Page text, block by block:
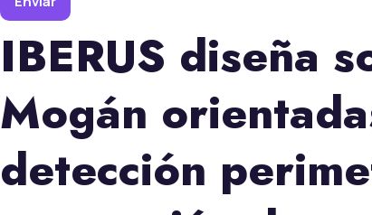
IBERUS diseña
Mogán
detección